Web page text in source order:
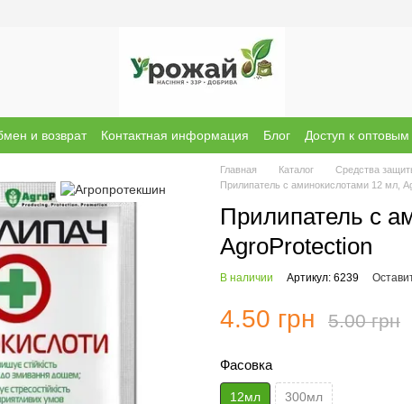
и возврат Контактная информация Блог
Доступ к
о магазине Бренди
Главная Каталог Средства
Прилипатель с аминокислотами 12 мл,
Прилипатель с
AgroProtection
В наличии Артикул: 6239
4.50 грн 5.00 грн
Фасовка
12мл 300мл